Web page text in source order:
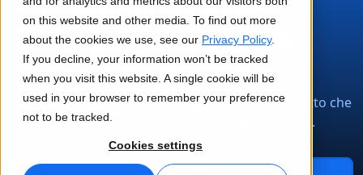
on this website and other media. To find out more
about the cookies we use, see our Privacy Policy.
If you decline, your information won’t be tracked
when you visit this website. A single cookie will be
used in your browser to remember your preference
not to be tracked.
Cookies settings
Comunicazione fluida ovunque
Media e Intrattenimento
Porta le storie su ogni schermo
Consulenza e Outsourcing
Integrazione dei workflow semplificata
Interpretariato AI
Traduzione vocale in tempo reale
Controllo qualità
Opinioni di esperti sui contenuti globali
Ebook
Guide e strategie approfondite
Webinar on-demand
Partner
Notizie
automatico (ASR,
Automatic Speech
Recognition)
La conversione istantanea da parlato a testo scritto che
rivoluzionerà comunicazione e produttività.
Contattaci